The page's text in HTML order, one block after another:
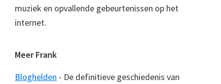
muziek en opvallende gebeurtenissen op het
internet.
Meer Frank
Bloghelden - De definitieve geschiedenis van